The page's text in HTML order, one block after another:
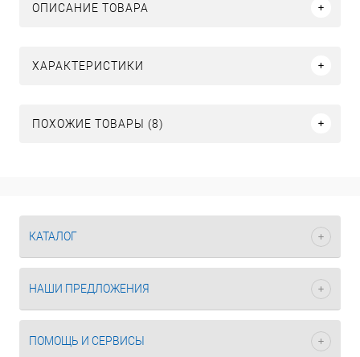
ОПИСАНИЕ ТОВАРА
ХАРАКТЕРИСТИКИ
ПОХОЖИЕ ТОВАРЫ (8)
КАТАЛОГ
НАШИ ПРЕДЛОЖЕНИЯ
ПОМОЩЬ И СЕРВИСЫ